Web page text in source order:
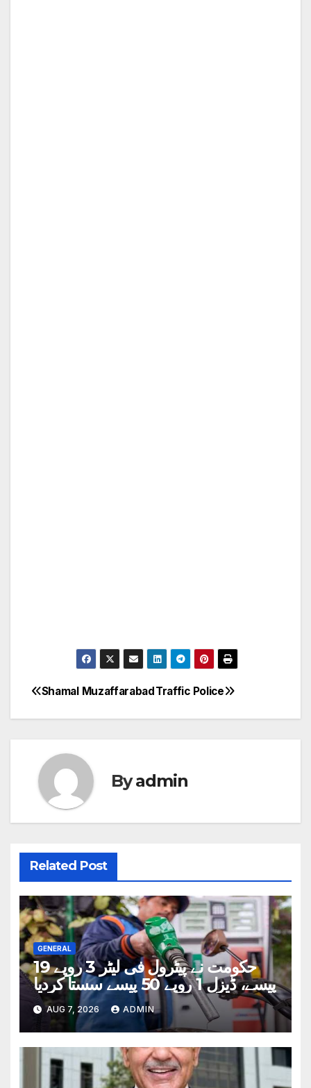
Post
navigation
Traffic Police
Shamal Muzaffarabad
Byadmin
Related Post
GENERAL
حکومت نے پیٹرول فی لیٹر 3 روپے 19
پیسے، ڈیزل 1 روپے 50 پیسے سستا کردیا
AUG 7, 2026 ADMIN